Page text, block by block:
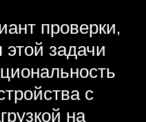
проверки,
задачи
с
на